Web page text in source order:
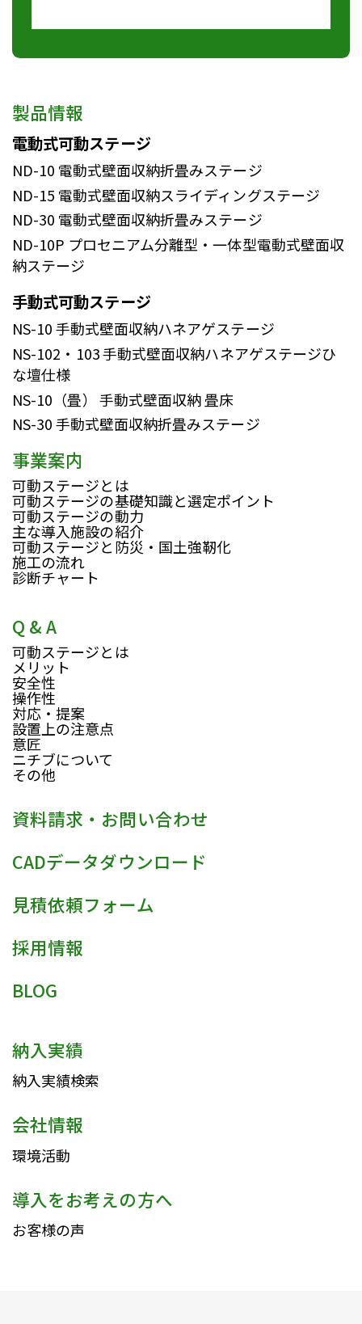
製品情報
電動式可動ステージ
ND-10 電動式壁面収納折畳みステージ
ND-15 電動式壁面収納スライディングステージ
ND-30 電動式壁面収納折畳みステージ
ND-10P プロセニアム分離型・一体型電動式壁面収
納ステージ
手動式可動ステージ
NS-10手動式壁面収納ハネアゲステージ
NS-102・103手動式壁面収納ハネアゲステージひ
な壇仕様
NS-10（畳） 手動式壁面収納 畳床
NS-30手動式壁面収納折畳みステージ
事業案内
可動ステージとは
可動ステージの基礎知識と選定ポイント
可動ステージの動力
主な導入施設の紹介
可動ステージと防災・国土強靭化
施工の流れ
診断チャート
Q & A
可動ステージとは
メリット
安全性
操作性
対応・提案
設置上の注意点
意匠
ニチブについて
その他
資料請求・お問い合わせ
CADデータダウンロード
見積依頼フォーム
採用情報
BLOG
納入実績
納入実績検索
会社情報
環境活動
導入をお考えの方へ
お客様の声